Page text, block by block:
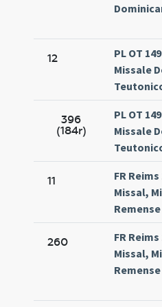
12
PL OT
Missale
396
(184r)
PL OT
Missale
11
FR Reims
Missal,
Remense
260
FR Reims
Missal,
Remense